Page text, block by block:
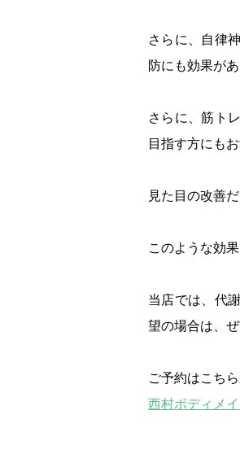
さらに、自律
防にも効果があ
さらに、筋ト
目指す方にも
見た目の改善
このような効
当店では、代
望の場合は、
ご予約はこち
西村ボディメ